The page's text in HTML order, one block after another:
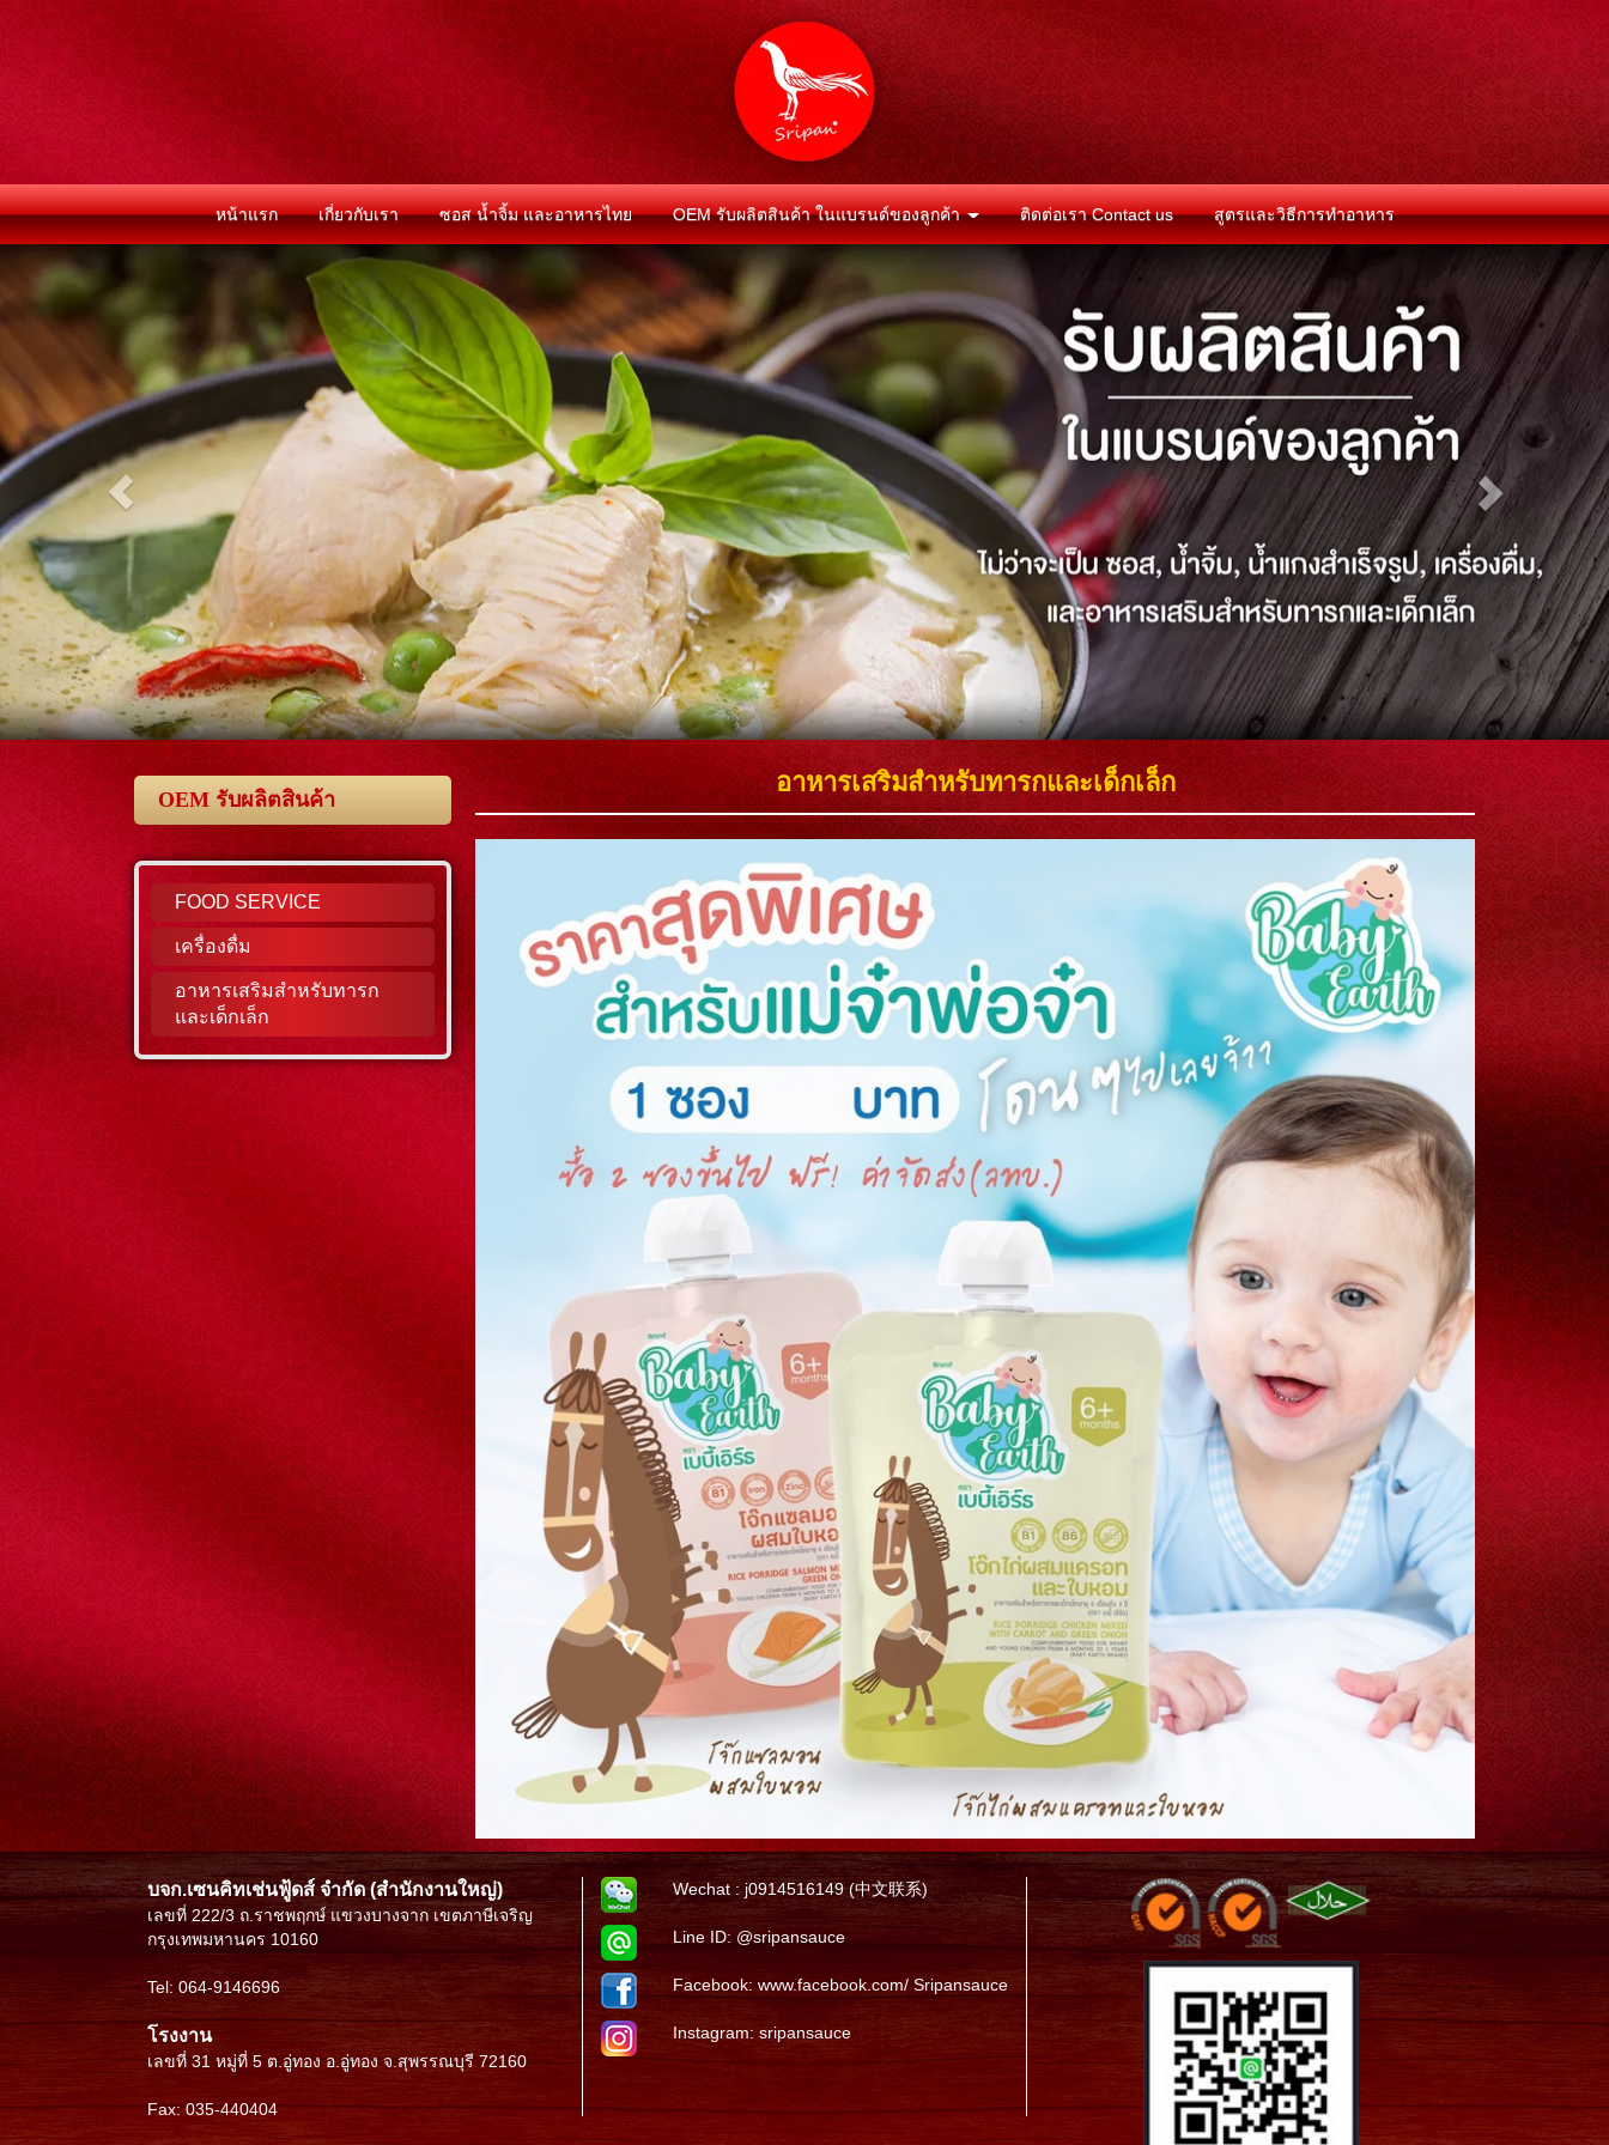
หน้าแรก เกี่ยวกับเรา ซอส น้ำจิ้ม และอาหารไทย OEM รับผลิตสินค้า ในแบรนด์ของลูกค้า ติดต่อเรา Contact us สูตรและวิธีการทำอาหาร
OEM รับผลิตสินค้า
FOOD SERVICE
เครื่องดื่ม
อาหารเสริมสำหรับทารก
และเด็กเล็ก
อาหารเสริมสำหรับทารกและเด็กเล็ก
บจก.เซนคิทเช่นฟู้ดส์ จำกัด (สำนักงานใหญ่)
เลขที่ 222/3 ถ.ราชพฤกษ์ แขวงบางจาก เขตภาษีเจริญ
กรุงเทพมหานคร 10160
Tel: 064-9146696
โรงงาน
เลขที่ 31 หมู่ที่ 5 ต.อู่ทอง อ.อู่ทอง จ.สุพรรณบุรี 72160
Fax: 035-440404
Wechat : j0914516149 (中文联系)
Line ID: @sripansauce
Facebook:www.facebook.com/ Sripansauce
Instagram:sripansauce